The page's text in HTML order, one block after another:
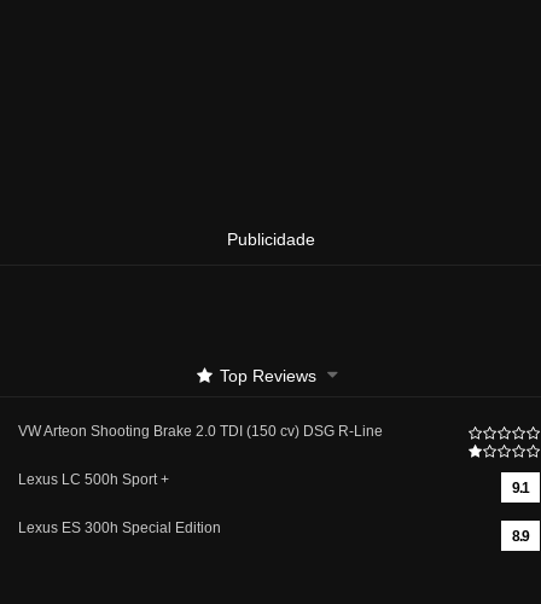
Publicidade
Top Reviews
VW Arteon Shooting Brake 2.0 TDI (150 cv) DSG R-Line
9.1
Lexus LC 500h Sport +
8.9
Lexus ES 300h Special Edition